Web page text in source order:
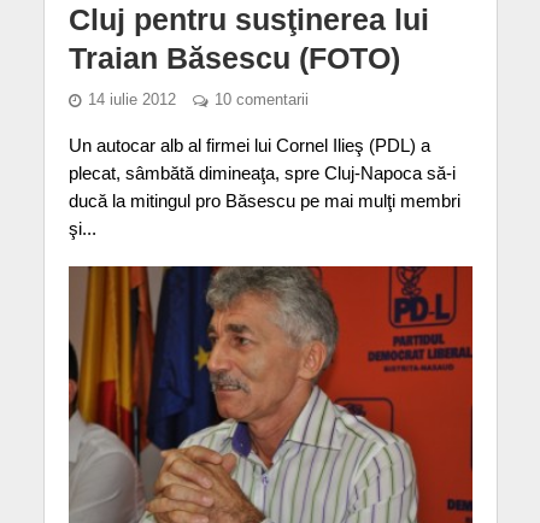
Cluj pentru susţinerea lui
Traian Băsescu (FOTO)
14 iulie 2012 10 comentarii
Un autocar alb al firmei lui Cornel Ilieş (PDL) a
plecat, sâmbătă dimineaţa, spre Cluj-Napoca să-i
ducă la mitingul pro Băsescu pe mai mulţi membri
şi...